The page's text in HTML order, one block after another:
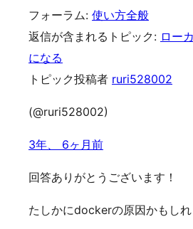
フォーラム: 使い方全般
返信が含まれるトピック: ロー
になる
トピック投稿者 ruri528002
(@ruri528002)
3年、 6ヶ月前
回答ありがとうございます！
たしかにdockerの原因かもし